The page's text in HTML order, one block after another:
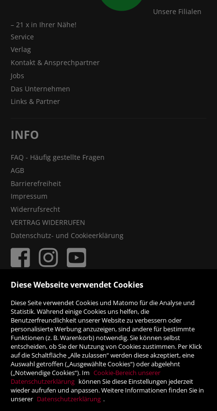
Unsere Filialen
– 21 x in Ihrer Nähe!
Service
Verlag
Kontakt & Ansprechpartner
Jobs
Das Unternehmen
Links & Partner
INFO
FAQ - Häufig gestellte Fragen
AGB
Barrierefreiheit
Impressum
Widerrufsrecht
VERTRAG WIDERRUFEN
Datenschutz- und Cookieerklärung
Rechnung
Vorauskasse
SICHER ONLINE SHOPPEN!
Diese Webseite verwendet Cookies
Diese Seite verwendet Cookies und Matomo für die Analyse und
Statistik. Während einige Cookies uns helfen, die
Benutzerfreundlichkeit unserer Website zu verbessern oder
personalisierte Werbung anzuzeigen, sind andere für bestimmte
Funktionen (z. B. Warenkorb) notwendig. Sie können selbst
entscheiden, ob Sie der Nutzung von Cookies zustimmen. Per Klick
auf die Schaltfläche „Alle zulassen“ werden diese akzeptiert, eine
Auswahl getroffen („Ausgewählte Cookies“) oder abgelehnt
(„Notwendige Cookies“). Im Cookie-Bereich unserer
Datenschutzerklärung können Sie diese Einstellungen jederzeit
wieder aufrufen und anpassen. Weitere Informationen finden Sie in
unserer Datenschutzerklärung .